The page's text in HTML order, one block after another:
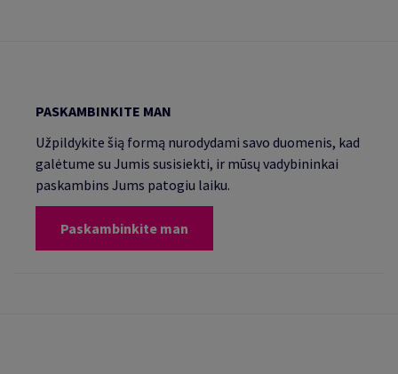
PASKAMBINKITE MAN
Užpildykite šią formą nurodydami savo duomenis, kad
galėtume su Jumis susisiekti, ir mūsų vadybininkai
paskambins Jums patogiu laiku.
Paskambinkite man